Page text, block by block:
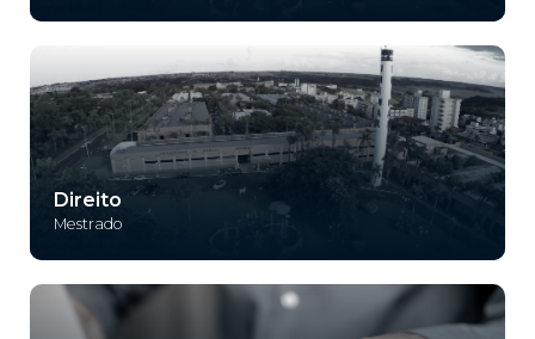
Direito
Mestrado